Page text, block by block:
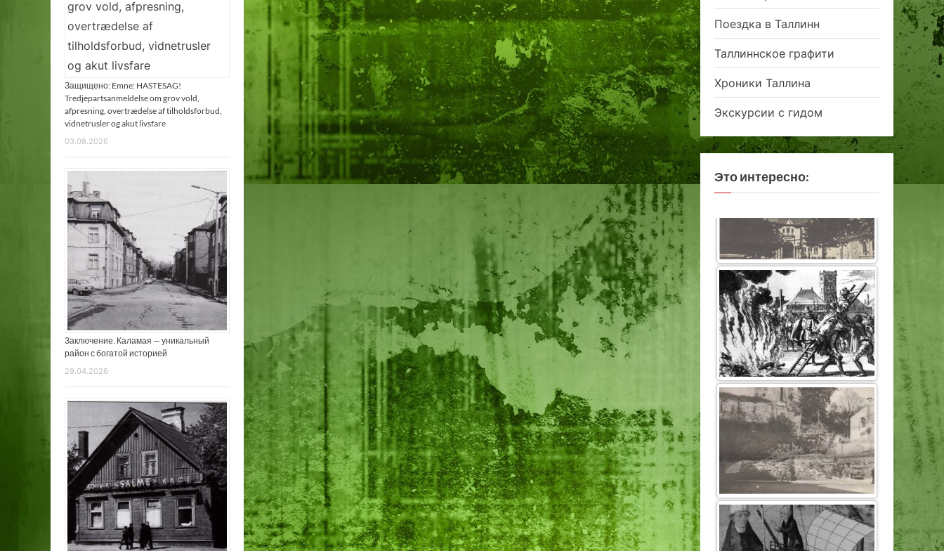
Защищено: Emne: HASTESAG!
Tredjepartsanmeldelse om grov vold,
afpresning, overtrædelse af tilholdsforbud,
vidnetrusler og akut livsfare
03.08.2026
Заключение. Каламая — уникальный
район с богатой историей
29.04.2026
Поездка в Таллинн
Таллиннское графити
Хроники Таллина
Экскурсии с гидом
Это интересно: